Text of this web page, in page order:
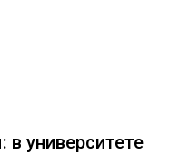
университете